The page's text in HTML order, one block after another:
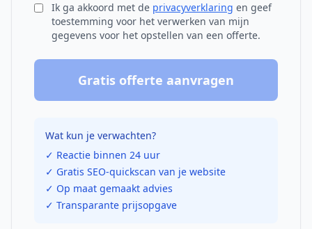
Ik ga akkoord met de privacyverklaring en geef
toestemming voor het verwerken van mijn
gegevens voor het opstellen van een offerte.
Gratis offerte aanvragen
Wat kun je verwachten?
✓ Reactie binnen 24 uur
✓ Gratis SEO-quickscan van je website
✓ Op maat gemaakt advies
✓ Transparante prijsopgave